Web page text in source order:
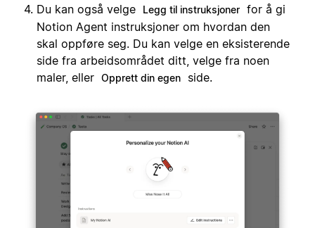
Du kan også velge
Legg til instruksjoner for å gi
Notion Agent instruksjoner om hvordan den
skal oppføre seg. Du kan velge en eksisterende
side fra arbeidsområdet ditt, velge fra noen
maler, eller Opprett din egen side.